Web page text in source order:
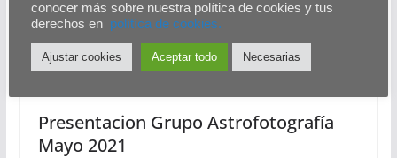
También te puede gustar
Presentacion Grupo Astrofotografía
Mayo 2021
conocer más sobre nuestra política de cookies y tus
derechos en polítíca de cookies.
Ajustar cookies Aceptar todo Necesarias